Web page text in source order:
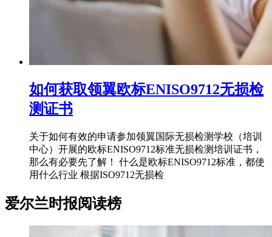
如何获取领翼欧标ENISO9712无损检
测证书
关于如何有效的申请参加领翼国际无损检测学校（培训
中心）开展的欧标ENISO9712标准无损检测培训证书，
那么有必要先了解！ 什么是欧标ENISO9712标准，都使
用什么行业 根据ISO9712无损检
爱尔兰时报阅读榜